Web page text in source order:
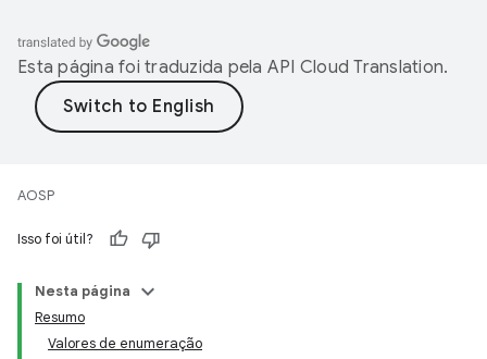
Esta página foi traduzida pela API Cloud Translation.
AOSP
Isso foi útil?
Nesta página
Resumo
Valores de enumeração